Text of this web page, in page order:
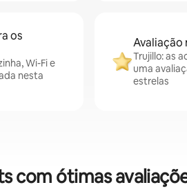
os
Wi-Fi e
nesta
Avaliação
Trujillo: as
uma
estrelas
com ótimas